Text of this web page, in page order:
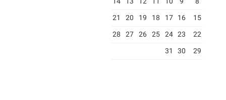
15
16
17
18
19
20
21
22
23
24
25
26
27
28
29
30
31